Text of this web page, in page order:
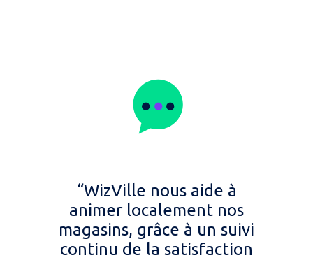
“WizVille nous aide à
animer localement nos
magasins, grâce à un suivi
continu de la satisfaction